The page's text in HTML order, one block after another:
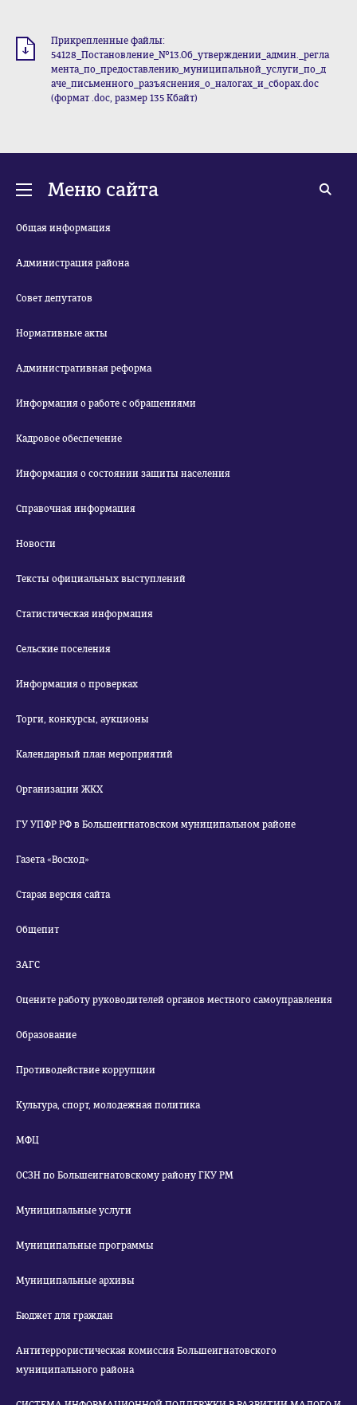
Прикрепленные файлы:
54128_Постановление_№13.Об_утверждении_админ._регла
мента_по_предоставлению_муниципальной_услуги_по_д
аче_письменного_разъяснения_о_налогах_и_сборах.doc
(формат .doc, размер 135 Кбайт)
Меню сайта
Общая информация
Администрация района
Совет депутатов
Нормативные акты
Административная реформа
Информация о работе с обращениями
Кадровое обеспечение
Информация о состоянии защиты населения
Справочная информация
Новости
Тексты официальных выступлений
Статистическая информация
Сельские поселения
Информация о проверках
Торги, конкурсы, аукционы
Календарный план мероприятий
Организации ЖКХ
ГУ УПФР РФ в Большеигнатовском муниципальном районе
Газета «Восход»
Старая версия сайта
Общепит
ЗАГС
Оцените работу руководителей органов местного самоуправления
Образование
Противодействие коррупции
Культура, спорт, молодежная политика
МФЦ
ОСЗН по Большеигнатовскому району ГКУ РМ
Муниципальные услуги
Муниципальные программы
Муниципальные архивы
Бюджет для граждан
Антитеррористическая комиссия Большеигнатовского
муниципального района